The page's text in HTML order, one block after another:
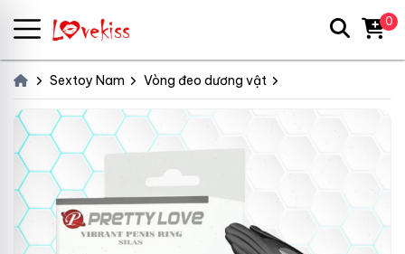
Sextoy Nam Vòng đeo dương vật
0